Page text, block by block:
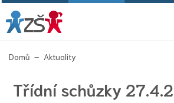
Domů Aktuality
Třídní schůzky